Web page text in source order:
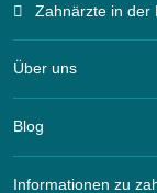
Zahnärzte in der
Über uns
Blog
Informationen zu